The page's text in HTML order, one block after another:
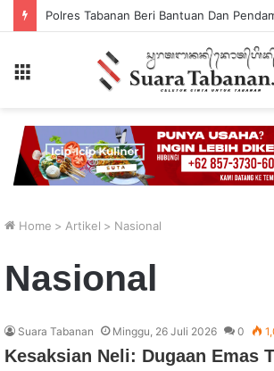
Home > Artikel > Nasional
Nasional
Suara Tabanan Minggu, 26 Juli 2026 0
Kesaksian Neli: Dugaan Emas